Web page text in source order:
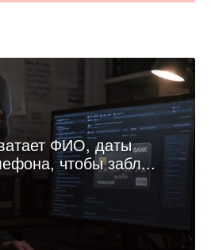
ФИО, даты
чтобы забл...